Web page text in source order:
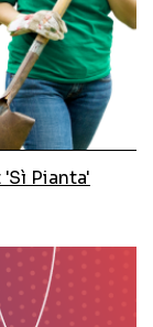
Pianta'